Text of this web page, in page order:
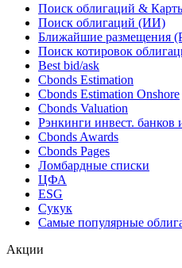
Поиск облигаций &
Поиск облигаций (ИИ)
Ближайшие размещения
Поиск котировок
Best bid/ask
Cbonds Estimation
Cbonds Estimation Onshore
Cbonds Valuation
Рэнкинги инвест. банков
Cbonds Awards
Cbonds Pages
Ломбардные списки
ЦФА
ESG
Сукук
Самые популярные
Акции